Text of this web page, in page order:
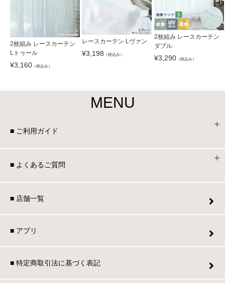
2枚組み レースカーテン
Lトゥール
¥3,160 （税込み）
レースカーテン Lヴァン
¥3,198 （税込み）
2枚組み レースカーテン
ダブル
¥3,290（税込み）
MENU
■ ご利用ガイド
■ よくあるご質問
■ 店舗一覧
■ アプリ
■ 特定商取引法に基づく表記